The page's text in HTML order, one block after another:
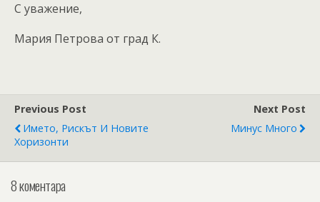
С уважение,
Мария Петрова от град К.
Previous Post
Името, Рискът И Новите
Хоризонти
Next Post
Минус Много
8 коментара